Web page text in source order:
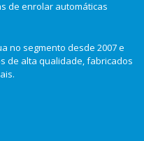
de enrolar automáticas
no segmento desde 2007 e
de alta qualidade, fabricados